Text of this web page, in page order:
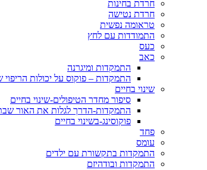
חרדת בחינות
חרדת נטישה
טראומה נפשית
התמודדות עם לחץ
כעס
כאב
התמקדות ומיגרנה
התמקדות – פוקוס על יכולות הריפוי
שינוי בחיים
סיפור מחדר הטיפולים-שינוי בחיים
התמקדות-הדרך לגלות את האור
פוקוסינג-בשינוי בחיים
פחד
עומס
התמקדות בתקשורת עם ילדים
התמקדות ובודהיזם